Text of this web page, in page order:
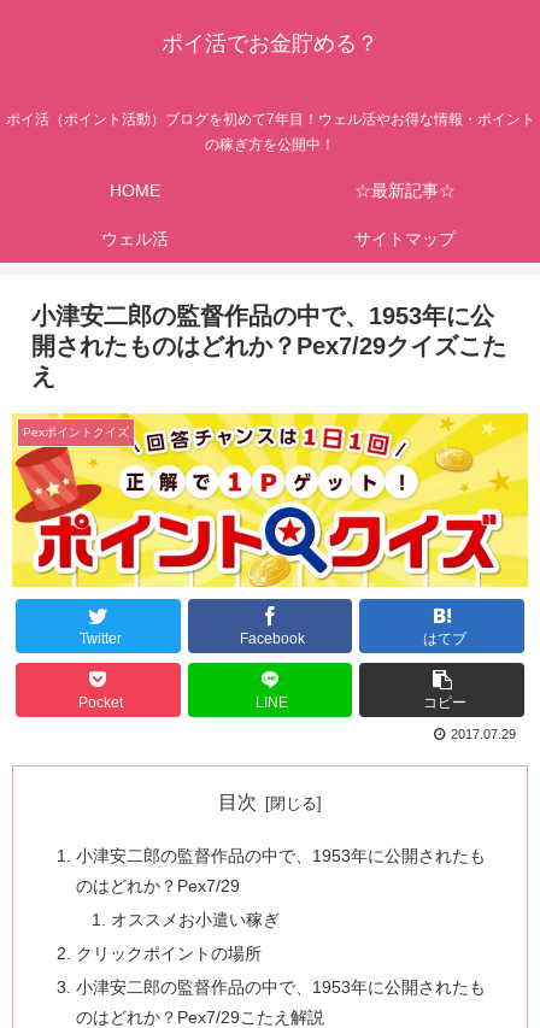
ポイ活でお金貯める？
ポイ活（ポイント活動）ブログを初めて7年目！ウェル活やお得な情報・ポイント
の稼ぎ方を公開中！
HOME ☆最新記事☆
ウェル活 サイトマップ
小津安二郎の監督作品の中で、1953年に公
開されたものはどれか？Pex7/29クイズこた
え
Pexポイントクイズ
Twitter Facebook はてブ
Pocket LINE コピー
2017.07.29
目次
小津安二郎の監督作品の中で、1953年に公開されたも
のはどれか？Pex7/29
オススメお小遣い稼ぎ
クリックポイントの場所
小津安二郎の監督作品の中で、1953年に公開されたも
のはどれか？Pex7/29こたえ解説